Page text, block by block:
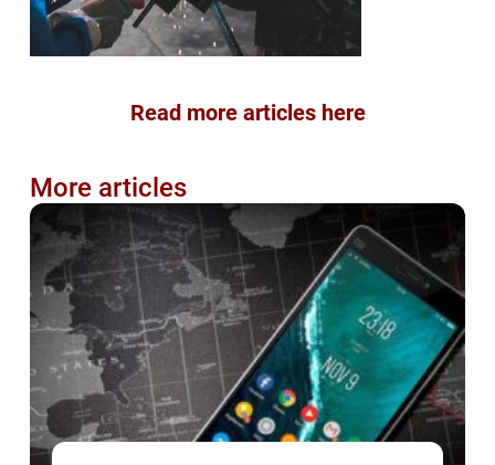
Read more articles here
More articles